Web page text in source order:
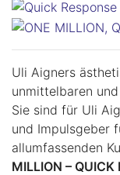
Uli Aigners
unmittelbaren
Sie sind für Uli
und Impulsgeber
allumfassenden
MILLION – QUICK